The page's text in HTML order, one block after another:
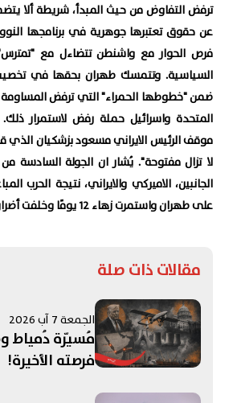
ترفض التفاوض من حيث المبدأ، شريطة ألا
عن حقوق تعتبرها جوهرية في برنامجها
فرص الحوار مع واشنطن تتضاءل مع
السياسية. وتتمسك طهران بحقها في تخصيب
ضمن "خطوطها الحمراء" التي ترفض المساومة
المتحدة واسرائيل حملة رفض لاستمرار
موقف الرئيس الايراني مسعود بزشكيان الذي
لا تزال مفتوحة". يُشار ان الجولة السادسة
الجانبين، الاميركي والايراني، نتيجة الحرب
على طهران واستمرت زهاء 12 يومًا وخلفت أضرار جسيمة.
مقالات ذات صلة
الجمعة 7 آب 2026
مُسيّرة دُمياط
فرصته الأخيرة!